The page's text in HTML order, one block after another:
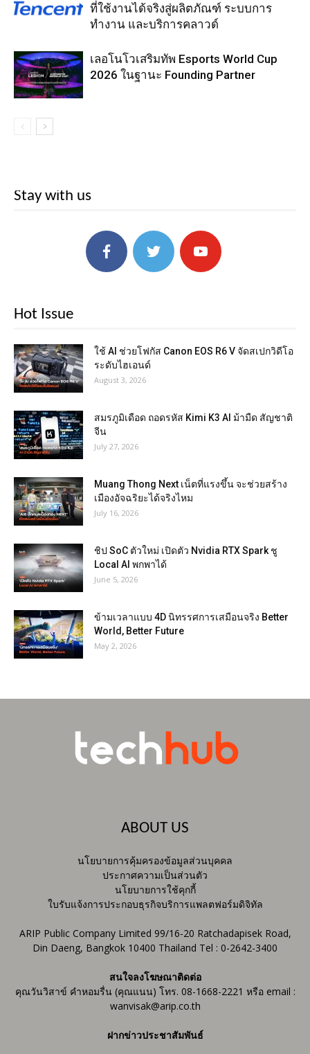
ที่ใช้งานได้จริงสู่ผลิตภัณฑ์ ระบบการ
ทำงาน และบริการคลาวด์
เลอโนโวเสริมทัพ Esports World Cup
2026 ในฐานะ Founding Partner
Stay with us
Hot Issue
ใช้ AI ช่วยโฟกัส Canon EOS R6 V จัดสเปกวิดีโอ
ระดับไฮเอนด์
August 3, 2026
สมรภูมิเดือด ถอดรหัส Kimi K3 AI ม้ามืด สัญชาติ
จีน
July 27, 2026
Muang Thong Next เน็ตที่แรงขึ้น จะช่วยสร้าง
เมืองอัจฉริยะได้จริงไหม
July 16, 2026
ชิป SoC ตัวใหม่ เปิดตัว Nvidia RTX Spark ชู
Local AI พกพาได้
June 5, 2026
ข้ามเวลาแบบ 4D นิทรรศการเสมือนจริง Better
World, Better Future
May 2, 2026
ABOUT US
นโยบายการคุ้มครองข้อมูลส่วนบุคคล
ประกาศความเป็นส่วนตัว
นโยบายการใช้คุกกี้
ใบรับแจ้งการประกอบธุรกิจบริการแพลตฟอร์มดิจิทัล
ARIP Public Company Limited 99/16-20 Ratchadapisek Road,
Din Daeng, Bangkok 10400 Thailand Tel : 0-2642-3400
สนใจลงโฆษณาติดต่อ
คุณวันวิสาข์ คำหอมรื่น (คุณแนน) โทร. 08-1668-2221 หรือ email :
wanvisak@arip.co.th
ฝากข่าวประชาสัมพันธ์